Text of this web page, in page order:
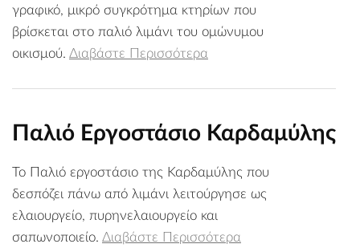
γραφικό, μικρό συγκρότημα κτηρίων που
βρίσκεται στο παλιό λιμάνι του ομώνυμου
οικισμού. Διαβάστε Περισσότερα
Παλιό Εργοστάσιο Καρδαμύλης
Το Παλιό εργοστάσιο της Καρδαμύλης που
δεσπόζει πάνω από λιμάνι λειτούργησε ως
ελαιουργείο, πυρηνελαιουργείο και
σαπωνοποιείο. Διαβάστε Περισσότερα